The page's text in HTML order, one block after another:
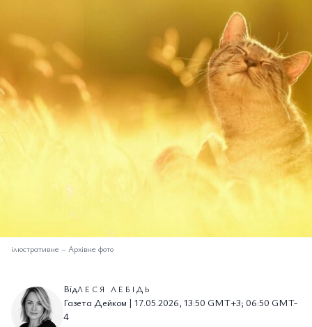
ілюстративне – Архівне фото
ВідЛЕСЯ ЛЕБІДЬ
Газета Дейком | 17.05.2026, 13:50 GMT+3; 06:50 GMT-
4